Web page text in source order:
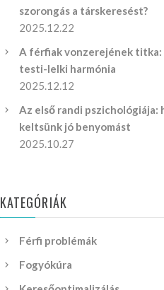
szorongás a társkeresést?
2025.12.22
A férfiak vonzerejének titka:
testi-lelki harmónia
2025.12.12
Az első randi pszichológiája:
keltsünk jó benyomást
2025.10.27
KATEGÓRIÁK
Férfi problémák
Fogyókúra